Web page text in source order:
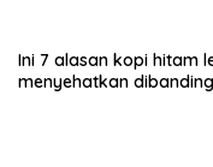
Ini 7 alasan kopi hitam
menyehatkan